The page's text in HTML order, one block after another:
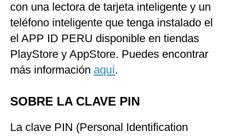
con una lectora de tarjeta inteligente y un
teléfono inteligente que tenga instalado el
el APP ID PERU disponible en tiendas
PlayStore y AppStore. Puedes encontrar
más información aquí.
SOBRE LA CLAVE PIN
La clave PIN (Personal Identification